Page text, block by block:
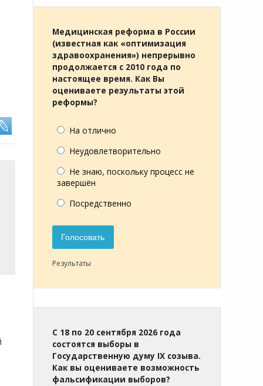
Медицинская реформа в России
(известная как «оптимизация
здравоохранения») непрерывно
продолжается с 2010 года по
настоящее время. Как Вы
оцениваете результаты этой
реформы?
На отлично
Неудовлетворительно
Не знаю, поскольку процесс не
завершён
Посредственно
Голосовать
Результаты
С 18 по 20 сентября 2026 года
состоятся выборы в
Государственную думу IX созыва.
Как вы оцениваете возможность
фальсификации выборов?